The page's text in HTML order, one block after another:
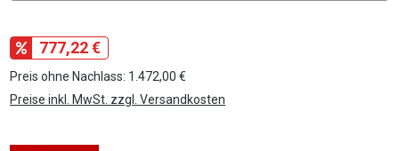
777,22 €
Preis ohne Nachlass: 1.472,00 €
Preise inkl. MwSt. zzgl. Versandkosten